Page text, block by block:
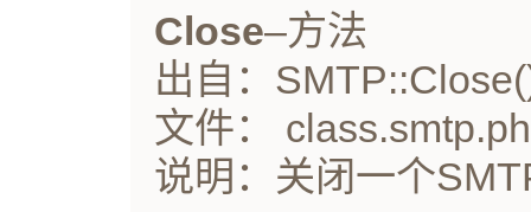
Close–方法
出自：
文件：
说明：关闭一个